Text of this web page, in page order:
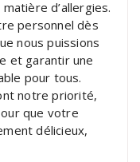
d’allergies.
personnel dès
nous puissions
et garantir une
pour tous.
notre priorité,
que votre
délicieux,